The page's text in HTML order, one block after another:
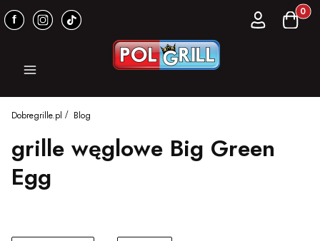
Zaloguj sięKoszyk
Menu
Dobregrille.pl Blog
grille węglowe Big Green
Egg